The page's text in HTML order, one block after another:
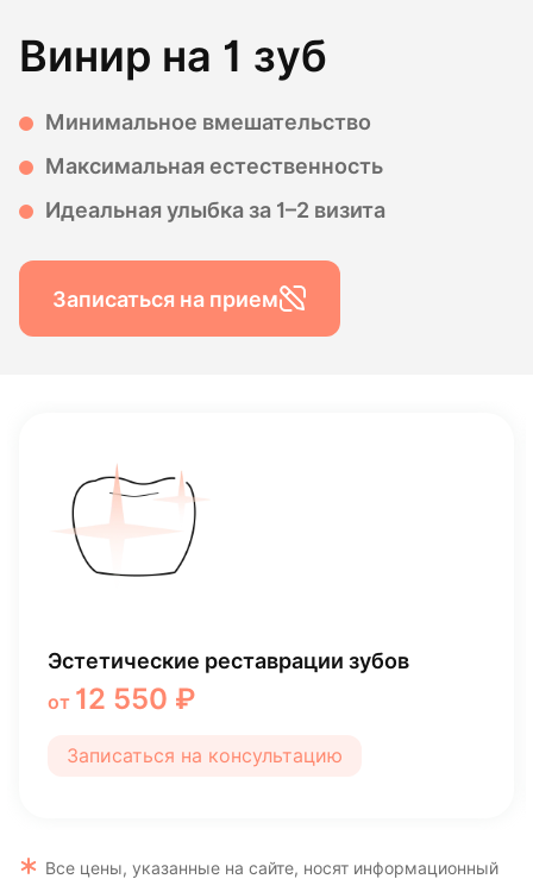
Винир на 1 зуб
Минимальное вмешательство
Максимальная естественность
Идеальная улыбка за 1–2 визита
Записаться на прием
Профессиональная гигиена полости рта
(взрослый пациент)
от5 445 ₽
Записаться на консультацию
Все цены, указанные на сайте, носят информационный